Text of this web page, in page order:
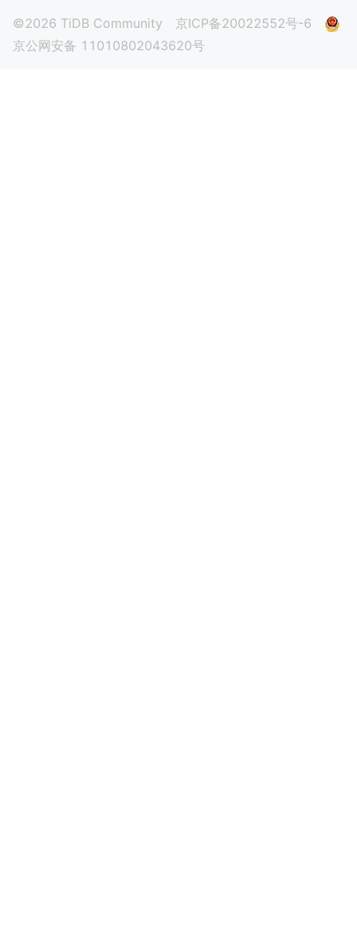
©2026 TiDB Community
京ICP备20022552号-6
京公网安备 11010802043620号